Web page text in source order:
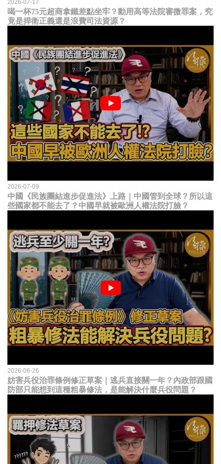
2026-07-17
喝一杯75元超商拿鐵差點坐牢？動用高等法院審微罪案，究
竟是捍衛正義還是浪費司法資源？
2026-07-09
中國《民族團結進步促進法》上路｜中國管到全球？所以這
些國家都不能去了？中國早就被歐洲人權法院打臉？
2026-06-26
妨害兵役治罪條例修正草案｜逃兵直接關一年？內政部跟國
防部只能想到這種粗暴修法，是能解決什麼兵役問題？